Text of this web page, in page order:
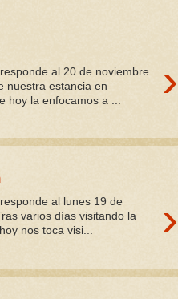
›
al 20 de noviembre
nuestra estancia en
hoy la enfocamos a ...
›
al lunes 19 de
varios días visitando la
nos toca visi...